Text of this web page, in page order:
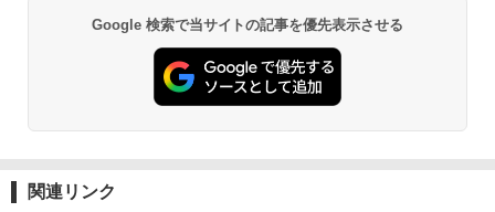
Google 検索で当サイトの記事を優先表示させる
関連リンク